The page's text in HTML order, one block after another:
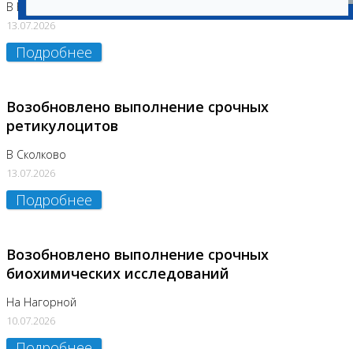
В Бутово
13.07.2026
Подробнее
Возобновлено выполнение срочных
ретикулоцитов
В Сколково
13.07.2026
Подробнее
Возобновлено выполнение срочных
биохимических исследований
На Нагорной
10.07.2026